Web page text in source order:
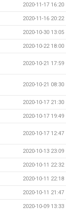
2020-11-17 16:20
2020-11-16 20:22
2020-10-30 13:05
2020-10-22 18:00
2020-10-21 17:59
2020-10-21 08:30
2020-10-17 21:30
2020-10-17 19:49
2020-10-17 12:47
2020-10-13 23:09
2020-10-11 22:32
2020-10-11 22:18
2020-10-11 21:47
2020-10-09 13:33